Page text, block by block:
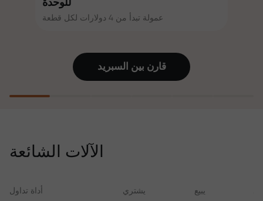
للوحدة
عمولة تبدأ من 4 دولارات لكل قطعة
إنستا فوركس على هاتف آيفون أو ماك
بوك أو رحلة أحلامه بمجرد إيداعه مبلغًا
من المال.
خسائرك ويضمن لك مضاعفة أرباحك
ثلاث مرات خلال ستة أشهر. تداول
قارن بين السبرید
الآلات الشائعة
أداة تداول يشتري يبيع